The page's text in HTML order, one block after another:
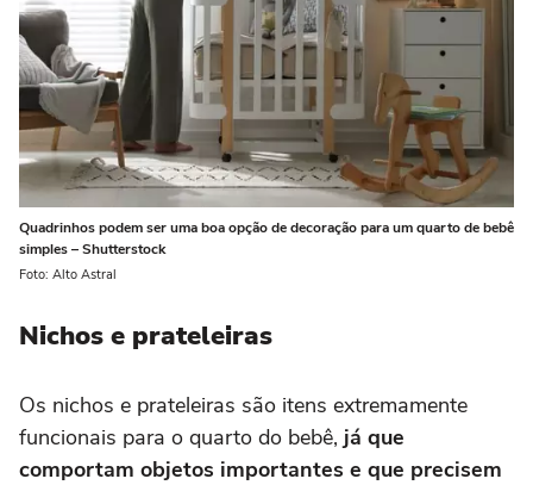
Quadrinhos podem ser uma boa opção de decoração para um quarto de bebê
simples – Shutterstock
Foto: Alto Astral
Nichos e prateleiras
Os nichos e prateleiras são itens extremamente
funcionais para o quarto do bebê, já que
comportam objetos importantes e que precisem